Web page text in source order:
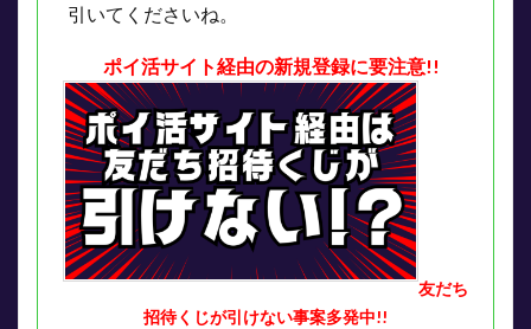
引いてくださいね。
ポイ活サイト経由の新規登録に要注意!!
友だち
招待くじが引けない事案多発中!!